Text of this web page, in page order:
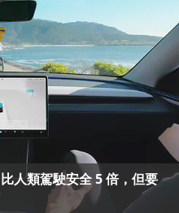
人類駕駛安全 5 倍，但要